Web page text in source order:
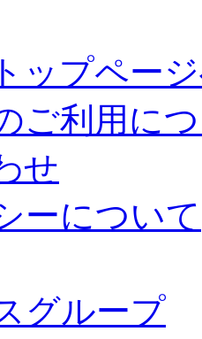
ップペー
ご利用に
せ
ーについて
グループ